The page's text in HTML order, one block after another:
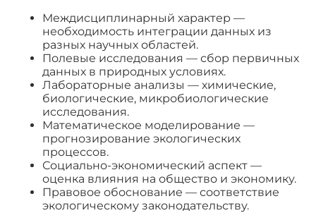
Междисциплинарный характер —
необходимость интеграции данных из
разных научных областей.
Полевые исследования — сбор первичных
данных в природных условиях.
Лабораторные анализы — химические,
биологические, микробиологические
исследования.
Математическое моделирование —
прогнозирование экологических
процессов.
Социально-экономический аспект —
оценка влияния на общество и экономику.
Правовое обоснование — соответствие
экологическому законодательству.